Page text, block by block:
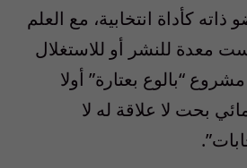
كأداة انتخابية، مع العلم
معدة للنشر أو للاستغلال
“بالوع بعتارة” أولا
بحت لا علاقة له لا